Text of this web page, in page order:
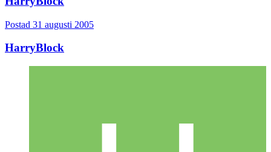
Postad 31 augusti 2005
HarryBlock